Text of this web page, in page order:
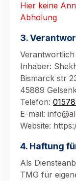
Hier keine
Abholung
3.
Verantwortlich
Inhaber:
Bismarck str
45889
Telefon:
E-mail:
Website:
4. Haftung
Als
TMG für